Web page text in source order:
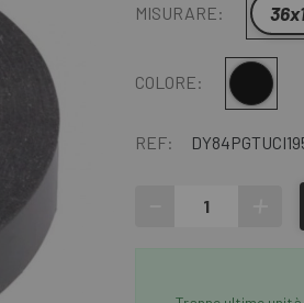
MISURARE:
COLORE: Nero
REF: